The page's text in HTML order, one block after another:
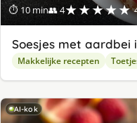
⏱ 10 min👥 4★★★★★
Soesjes met aardbei
Makkelijke recepten
AI-kok